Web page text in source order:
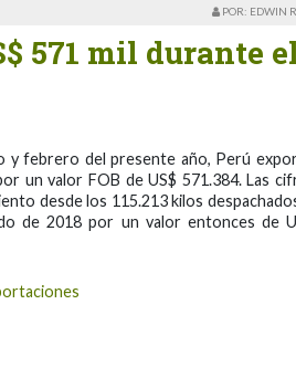
POR: EDWIN
571 mil durante
y febrero del presente año, Perú
un valor FOB de US$ 571.384. Las
desde los 115.213 kilos
de 2018 por un valor entonces de